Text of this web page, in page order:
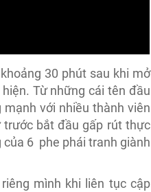
30 phút sau khi mở
Từ những cái tên đầu
với nhiều thành viên
trước bắt đầu gấp rút thực
6 phe phái tranh giành
mình khi liên tục cập